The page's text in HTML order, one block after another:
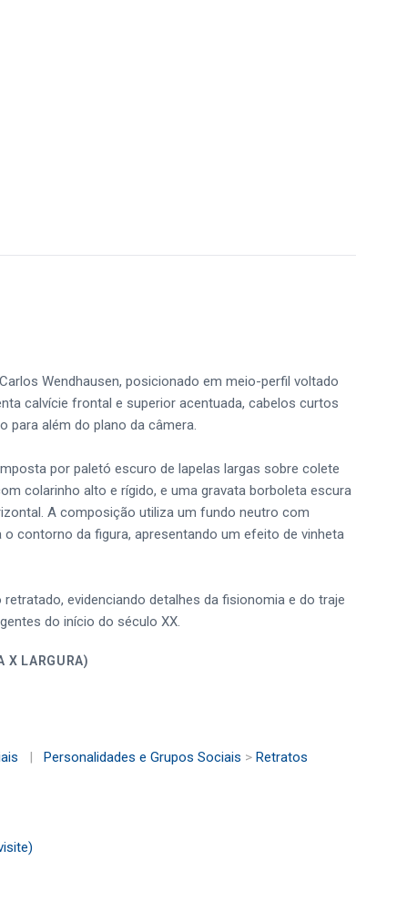
Wendhausen, posicionado em meio-perfil voltado
calvície frontal e superior acentuada, cabelos curtos
para além do plano da câmera.
por paletó escuro de lapelas largas sobre colete
colarinho alto e rígido, e uma gravata borboleta escura
A composição utiliza um fundo neutro com
contorno da figura, apresentando um efeito de vinheta
evidenciando detalhes da fisionomia e do traje
do início do século XX.
X LARGURA)
| Personalidades e Grupos Sociais > Retratos